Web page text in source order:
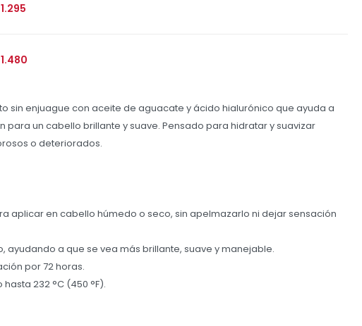
1.295
1.480
sin enjuague con aceite de aguacate y ácido hialurónico que ayuda a
para un cabello brillante y suave. Pensado para hidratar y suavizar
o deteriorados.
aplicar en cabello húmedo o seco, sin apelmazarlo ni dejar sensación
ayudando a que se vea más brillante, suave y manejable.
por 72 horas.
232 °C (450 °F).